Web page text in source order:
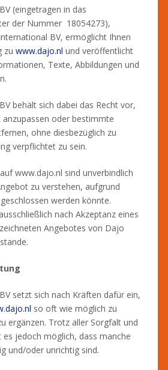
(eingetragen in das
der Nummer 18054273),
BV, ermöglicht Ihnen
zu www.dajo.nl und veröffentlicht
Texte, Abbildungen und
behält sich dabei das Recht vor,
oder bestimmte
ohne diesbezüglich zu
verpflichtet zu sein.
www.dajo.nl sind unverbindlich
zu verstehen, aufgrund
werden könnte.
nach Akzeptanz eines
Angebotes von Dajo
setzt sich nach Kräften dafür ein,
so oft wie möglich zu
ergänzen. Trotz aller Sorgfalt und
jedoch möglich, dass manche
und/oder unrichtig sind.